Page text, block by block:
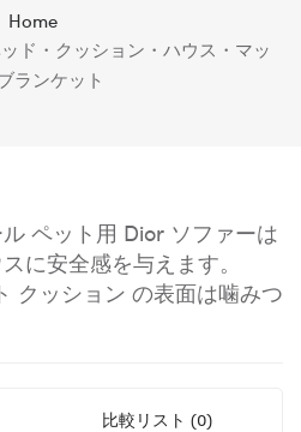
Home
ド・クッション・ハウス・マッ
ランケット
ペット用 Dior ソファーは
に安全感を与えます。
クッション の表面は噛みつ
比較リスト (0)